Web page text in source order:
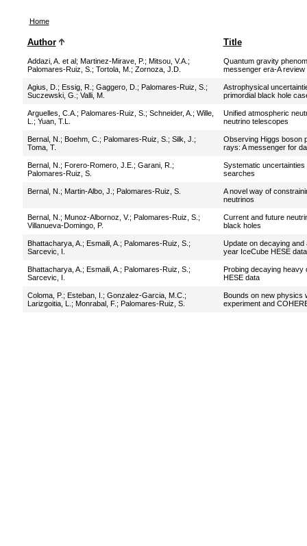
Home
Author Title
Addazi, A. et al; Martinez-Mirave, P. ; Mitsou, V.A. ;
Palomares-Ruiz, S. ; Tortola, M. ; Zornoza, J.D.
Quantum gravity
messenger era-A review
Agius, D. ; Essig, R. ; Gaggero, D. ; Palomares-Ruiz, S. ;
Suczewski, G. ; Valli, M.
Astrophysical
primordial black hole
Arguelles, C.A. ; Palomares-Ruiz, S. ; Schneider, A. ; Wille,
L.
; Yuan, T.L.
Unified atmospheric
neutrino telescopes
Bernal, N. ; Boehm, C. ; Palomares-Ruiz, S. ; Silk, J. ;
Toma, T.
Observing Higgs boson
rays: A messenger for
Bernal, N. ; Forero-Romero, J.E. ; Garani, R. ;
Palomares-Ruiz, S.
Systematic
searches
Bernal, N. ; Martin-Albo, J. ; Palomares-Ruiz, S.
A novel way of
neutrinos
Bernal, N. ; Munoz-Albornoz, V.; Palomares-Ruiz, S. ;
Villanueva-Domingo, P.
Current and future
black holes
Bhattacharya, A. ; Esmaili, A. ; Palomares-Ruiz, S. ;
Sarcevic, I.
Update on decaying and
year IceCube HESE data
Bhattacharya, A. ; Esmaili, A. ; Palomares-Ruiz, S. ;
Sarcevic, I.
Probing decaying heavy
HESE data
Coloma, P. ; Esteban, I. ; Gonzalez-Garcia, M.C. ;
Larizgoitia, L.
; Monrabal, F. ; Palomares-Ruiz, S.
Bounds on new physics
experiment and